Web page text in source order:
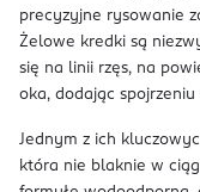
precyzyjne rysowanie
Żelowe kredki są
się na linii rzęs, na
oka, dodając spojrzeniu
Jednym z ich
która nie blaknie w